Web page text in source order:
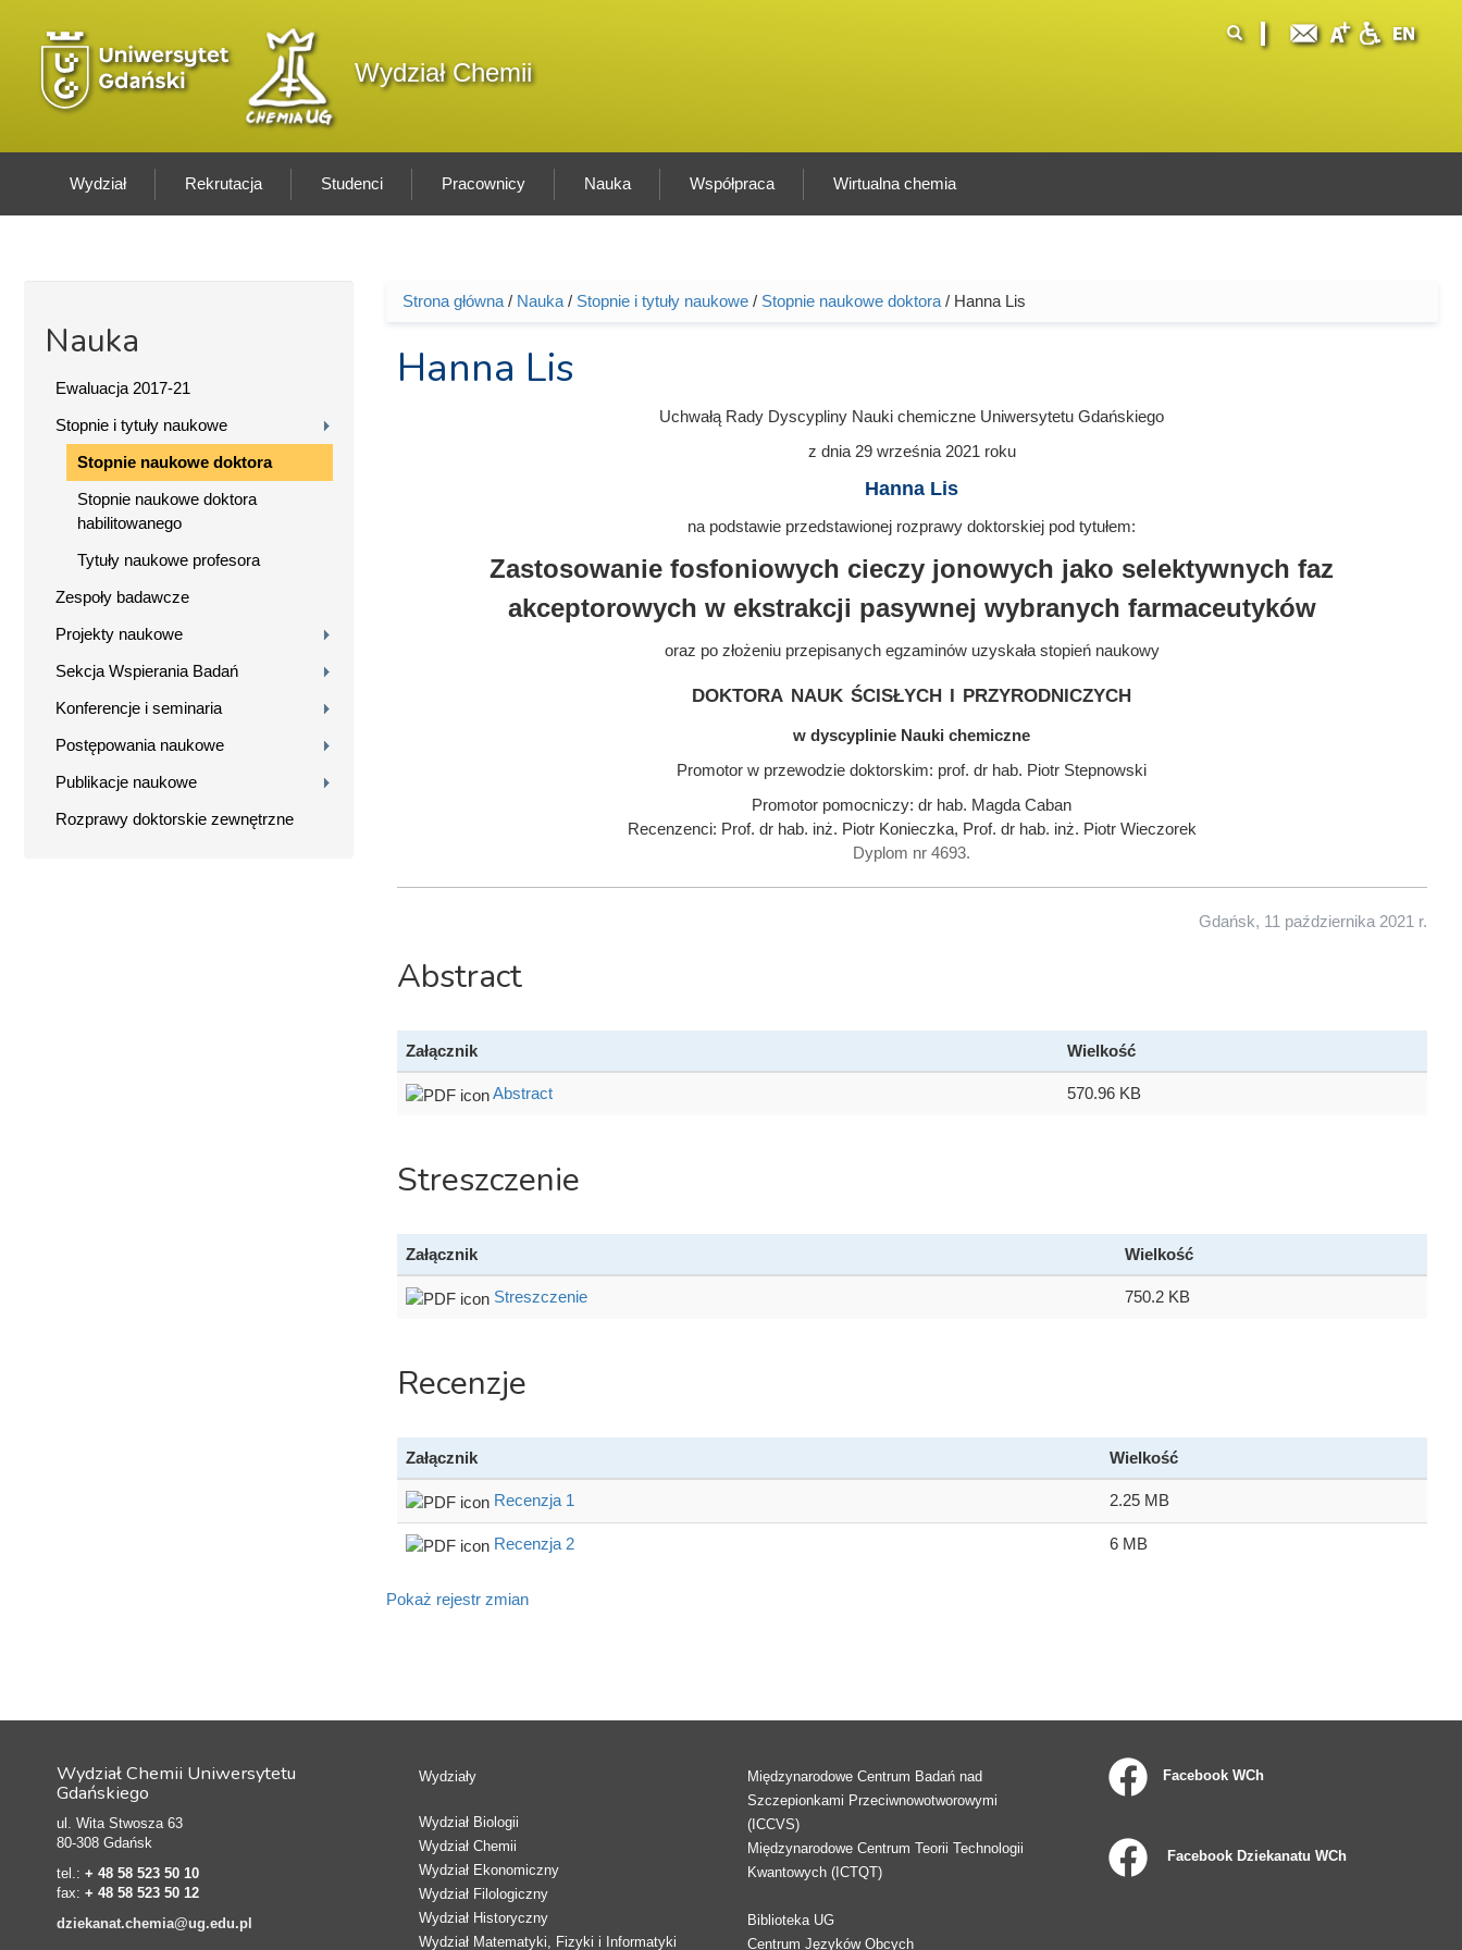
Wydział Chemii
Wydział Rekrutacja Studenci Pracownicy Nauka Współpraca Wirtualna chemia
Nauka
Ewaluacja 2017-21
Stopnie i tytuły naukowe
Stopnie naukowe doktora
Stopnie naukowe doktora
habilitowanego
Tytuły naukowe profesora
Zespoły badawcze
Projekty naukowe
Sekcja Wspierania Badań
Konferencje i seminaria
Postępowania naukowe
Publikacje naukowe
Rozprawy doktorskie zewnętrzne
Jesteś tutaj
Strona główna/ Nauka/ Stopnie i tytuły naukowe/ Stopnie naukowe doktora/ Hanna Lis
Hanna Lis
Uchwałą Rady Dyscypliny Nauki chemiczne Uniwersytetu Gdańskiego
z dnia 29 września 2021 roku
Hanna Lis
na podstawie przedstawionej rozprawy doktorskiej pod tytułem:
Zastosowanie fosfoniowych cieczy jonowych jako selektywnych faz
akceptorowych w ekstrakcji pasywnej wybranych farmaceutyków
oraz po złożeniu przepisanych egzaminów uzyskała stopień naukowy
doktora nauk ścisłych i przyrodniczych
w dyscyplinie Nauki chemiczne
Promotor w przewodzie doktorskim: prof. dr hab. Piotr Stepnowski
Promotor pomocniczy: dr hab. Magda Caban
Recenzenci: Prof. dr hab. inż. Piotr Konieczka, Prof. dr hab. inż. Piotr Wieczorek
Dyplom nr 4693.
Gdańsk, 11 października 2021 r.
Abstract
Załącznik Wielkość
Abstract 570.96 KB
Streszczenie
Załącznik Wielkość
Streszczenie 750.2 KB
Recenzje
Załącznik Wielkość
Recenzja 1 2.25 MB
Recenzja 2 6 MB
Pokaż rejestr zmian
Wydział Chemii Uniwersytetu
Gdańskiego
ul. Wita Stwosza 63
80-308 Gdańsk
tel.: + 48 58 523 50 10
fax: + 48 58 523 50 12
dziekanat.chemia@ug.edu.pl
Wydziały
Wydział Biologii
Wydział Chemii
Wydział Ekonomiczny
Wydział Filologiczny
Wydział Historyczny
Wydział Matematyki, Fizyki i Informatyki
Międzynarodowe Centrum Badań nad
Szczepionkami Przeciwnowotworowymi
(ICCVS)
Międzynarodowe Centrum Teorii Technologii
Kwantowych (ICTQT)
Biblioteka UG
Centrum Języków Obcych
Facebook WCh
Facebook Dziekanatu WCh